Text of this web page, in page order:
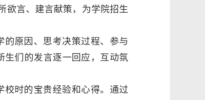
欲言、建言献策，为学院招生
的原因、思考决策过程、参与
生们的发言逐一回应，互动氛
校时的宝贵经验和心得。通过